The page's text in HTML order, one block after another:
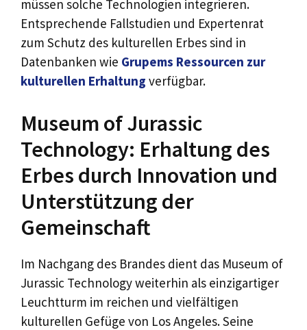
müssen solche Technologien integrieren.
Entsprechende Fallstudien und Expertenrat
zum Schutz des kulturellen Erbes sind in
Datenbanken wie Grupems Ressourcen zur
kulturellen Erhaltung verfügbar.
Museum of Jurassic
Technology: Erhaltung des
Erbes durch Innovation und
Unterstützung der
Gemeinschaft
Im Nachgang des Brandes dient das Museum of
Jurassic Technology weiterhin als einzigartiger
Leuchtturm im reichen und vielfältigen
kulturellen Gefüge von Los Angeles. Seine